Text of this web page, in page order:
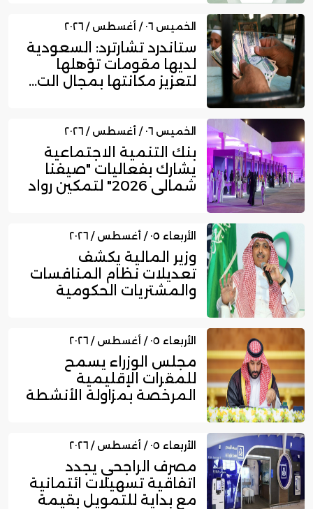
الخميس ٠٦ / أغسطس / ٢٠٢٦
ستاندرد تشارترد: السعودية
لديها مقومات تؤهلها
لتعزيز مكانتها بمجال الت...
الخميس ٠٦ / أغسطس / ٢٠٢٦
بنك التنمية الاجتماعية
يشارك بفعاليات "صيفنا
شمالي 2026" لتمكين رواد
الأربعاء ٠٥ / أغسطس / ٢٠٢٦
وزير المالية يكشف
تعديلات نظام المنافسات
والمشتريات الحكومية
الأربعاء ٠٥ / أغسطس / ٢٠٢٦
مجلس الوزراء يسمح
للمقرات الإقليمية
المرخصة بمزاولة الأنشطة
الأربعاء ٠٥ / أغسطس / ٢٠٢٦
مصرف الراجحي يجدد
اتفاقية تسهيلات ائتمانية
مع بداية للتمويل بقيمة